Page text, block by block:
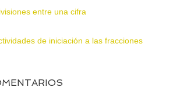
entre una cifra
de iniciación a las fracciones